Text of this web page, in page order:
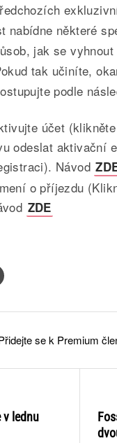
nabídne některé
jak se
tak učiníte,
podle
účet
odeslat aktivační
Návod
o příjezdu
ZDE
se k Premium
v lednu